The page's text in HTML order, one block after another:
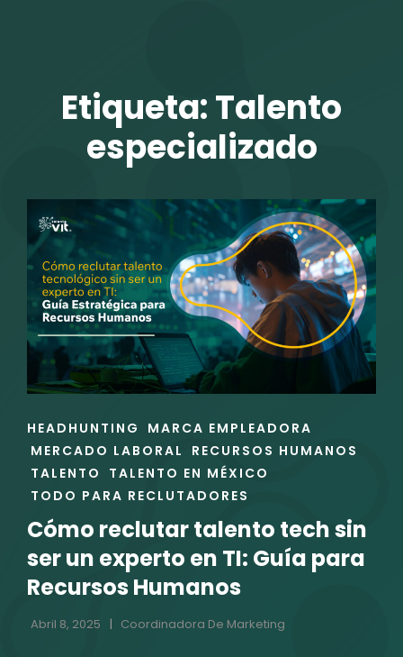
Etiqueta:Talento
especializado
ENLACES
DE
LAS
CATEGORÍAS
HEADHUNTING
MARCA EMPLEADORA
MERCADO LABORAL
RECURSOS HUMANOS
TALENTO
TALENTO EN MÉXICO
TODO PARA RECLUTADORES
Cómo reclutar talento tech sin
ser un experto en TI: Guía para
Recursos Humanos
Abril 8, 2025 Coordinadora De Marketing